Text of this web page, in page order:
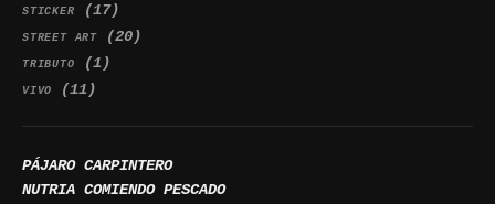
STICKER (17)
STREET ART (20)
TRIBUTO (1)
VIVO (11)
PÁJARO CARPINTERO
NUTRIA COMIENDO PESCADO